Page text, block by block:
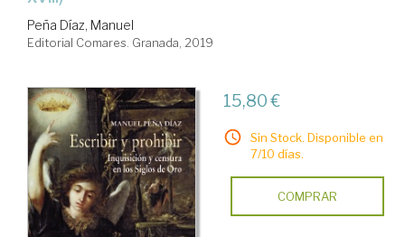
Peña Díaz, Manuel
Editorial Comares. Granada, 2019
15,80 €
Sin Stock. Disponible en
7/10 días.
COMPRAR